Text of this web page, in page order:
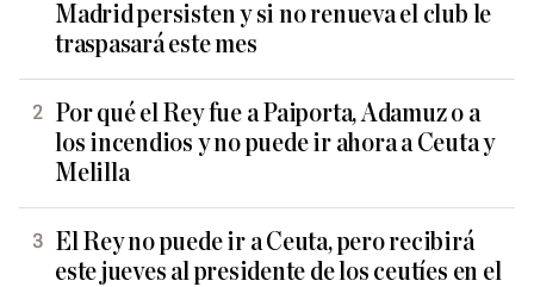
Madrid persisten y si no renueva el club le
traspasará este mes
Por qué el Rey fue a Paiporta, Adamuz o a
los incendios y no puede ir ahora a Ceuta y
Melilla
El Rey no puede ir a Ceuta, pero recibirá
este jueves al presidente de los ceutíes en el